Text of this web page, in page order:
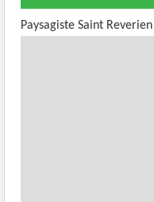
Paysagiste Saint Reverien